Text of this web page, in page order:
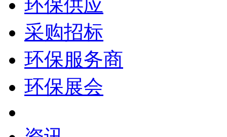
环保供应
采购招标
环保服务商
环保展会